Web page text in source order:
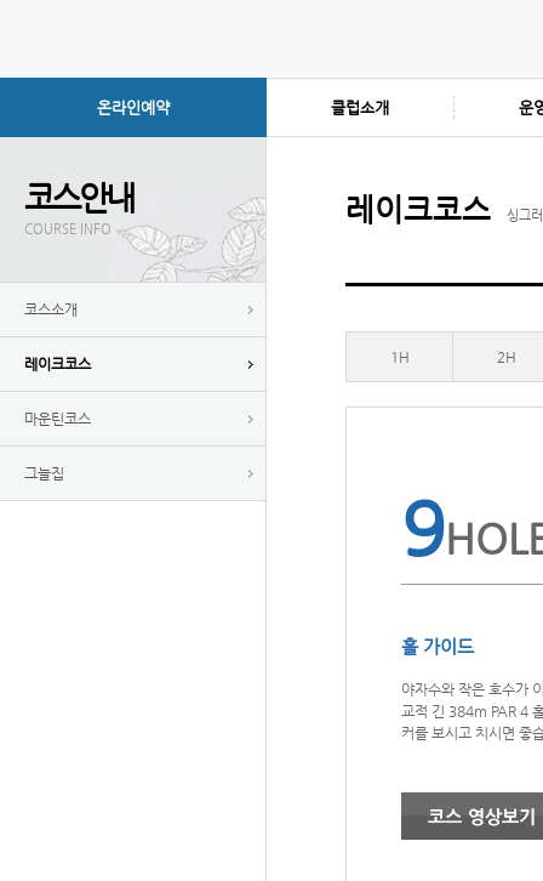
온라인예약 클럽소개 운
코스안내
COURSE INFO
코스소개
레이크코스
마운틴코스
그늘집
레이크코스 싱그
1H 2H
9
홀 가이드
야자수와 작은 호수가
교적 긴 384m PAR 4
커를 보시고 치시면 좋